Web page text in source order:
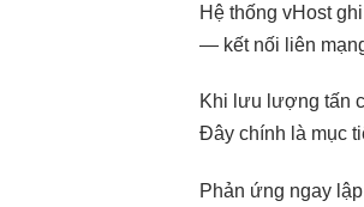
Hệ thống vHost
— kết nối liên
Khi lưu lượng tấn
Đây chính là mục
Phản ứng ngay